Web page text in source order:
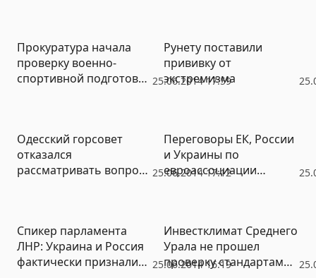
25.06.2014 17:59
Прокуратура начала
проверку военно-
спортивной подготовки
Рунету поставили
прививку от
экстремизма
25.06.2014 17:12
Одесский горсовет
отказался
рассматривать вопрос
Переговоры ЕК, России
и Украины по
евроассоциации
25.06.2014 16:19
Спикер парламента
ЛНР: Украина и Россия
фактически признали
Инвестклимат Среднего
Урала не прошел
проверку стандартами